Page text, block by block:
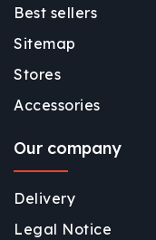
Best sellers
Sitemap
Stores
Accessories
Our company
Delivery
Legal Notice